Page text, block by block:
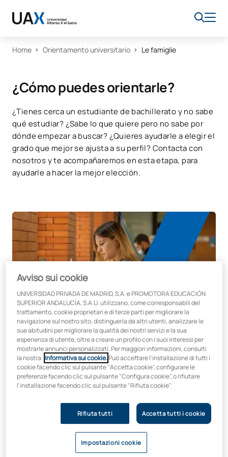
Home Orientamento universitario Le famiglie
¿Cómo puedes orientarle?
¿Tienes cerca un estudiante de bachillerato y no sabe
qué estudiar? ¿Sabe lo que quiere pero no sabe por
dónde empezar a buscar? ¿Quieres ayudarle a elegir el
grado que mejor se ajusta a su perfil? Contacta con
nosotros y te acompañaremos en esta etapa, para
ayudarle a hacer la mejor elección.
UAX nella tua città: i prossimi eventi
Ora UAX è più vicino a voi che mai. Ecco le date dei prossimi
incontri nelle diverse città della Spagna. Registratevi con la
vostra scuola e venite con i vostri studenti per risolvere i dubbi in
modo completamente personalizzato.
Avviso sui cookie
UNIVERSIDAD PRIVADA DE MADRID, S.A. e PROMOTORA EDUCACIÓN
SUPERIOR ANDALUCÍA, S.A.U. utilizzano, come corresponsabili del
trattamento, cookie proprietari e di terze parti per migliorare la
navigazione sul nostro sito, distinguerla da altri utenti, analizzare le
sue abitudini per migliorare la qualità dei nostri servizi e la sua
esperienza di utente, oltre a creare un profilo con i suoi interessi per
mostrarle annunci personalizzati. Per maggiori informazioni, consulti
la nostra Informativa sui cookie.Può accettare l'installazione di tutti i
cookie facendo clic sul pulsante "Accetta cookie", configurare le
preferenze facendo clic sul pulsante "Configura cookie", o rifiutare
l'installazione facendo clic sul pulsante "Rifiuta cookie".
Rifiuta tutti Accetta tutti i cookie
Impostazioni cookie